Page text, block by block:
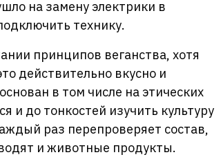
на замену электрики в
технику.
принципов веганства, хотя
действительно вкусно и
в том числе на этических
и до тонкостей изучить культуру
раз перепроверяет состав,
и животные продукты.